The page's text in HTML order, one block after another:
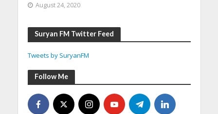
August 24, 2020
Suryan FM Twitter Feed
Tweets by SuryanFM
Follow Me